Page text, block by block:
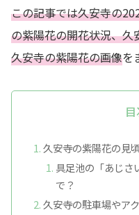
この記事では久安寺の
の紫陽花の開花状況、久
久安寺の紫陽花の画像を
久安寺の紫陽花の見
具足池の「あじさ
で？
久安寺の駐車場やア